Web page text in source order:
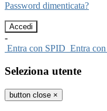
Password dimenticata?
-
Entra con SPID Entra
Seleziona utente
button close ×